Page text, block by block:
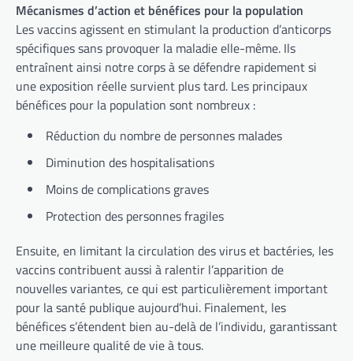
Mécanismes d’action et bénéfices pour la population
Les vaccins agissent en stimulant la production d’anticorps
spécifiques sans provoquer la maladie elle-même. Ils
entraînent ainsi notre corps à se défendre rapidement si
une exposition réelle survient plus tard. Les principaux
bénéfices pour la population sont nombreux :
Réduction du nombre de personnes malades
Diminution des hospitalisations
Moins de complications graves
Protection des personnes fragiles
Ensuite, en limitant la circulation des virus et bactéries, les
vaccins contribuent aussi à ralentir l’apparition de
nouvelles variantes, ce qui est particulièrement important
pour la santé publique aujourd’hui. Finalement, les
bénéfices s’étendent bien au-delà de l’individu, garantissant
une meilleure qualité de vie à tous.